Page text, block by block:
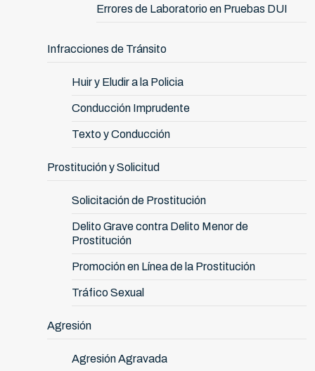
Errores de Laboratorio en Pruebas DUI
Infracciones de Tránsito
Huir y Eludir a la Policia
Conducción Imprudente
Texto y Conducción
Prostitución y Solicitud
Solicitación de Prostitución
Delito Grave contra Delito Menor de
Prostitución
Promoción en Línea de la Prostitución
Tráfico Sexual
Agresión
Agresión Agravada